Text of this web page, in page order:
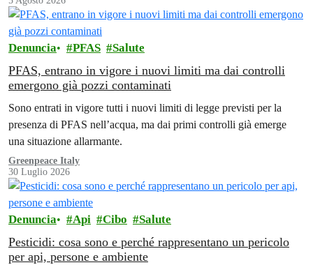
Denuncia PFAS Salute
PFAS, entrano in vigore i nuovi limiti ma dai controlli
emergono già pozzi contaminati
Sono entrati in vigore tutti i nuovi limiti di legge previsti per la
presenza di PFAS nell’acqua, ma dai primi controlli già emerge
una situazione allarmante.
Greenpeace Italy
30 Luglio 2026
Denuncia Api Cibo Salute
Pesticidi: cosa sono e perché rappresentano un pericolo
per api, persone e ambiente